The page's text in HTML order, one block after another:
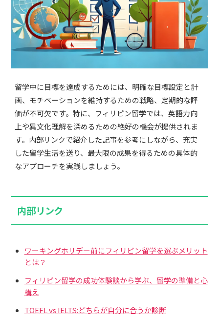
留学中に目標を達成するためには、明確な目標設定と計
画、モチベーションを維持するための戦略、定期的な評
価が不可欠です。特に、フィリピン留学では、英語力向
上や異文化理解を深めるための絶好の機会が提供されま
す。内部リンクで紹介した記事を参考にしながら、充実
した留学生活を送り、最大限の成果を得るための具体的
なアプローチを実践しましょう。
内部リンク
ワーキングホリデー前にフィリピン留学を選ぶメリット
とは？
フィリピン留学の成功体験談から学ぶ、留学の準備と心
構え
TOEFL vs IELTS:どちらが自分に合うか診断